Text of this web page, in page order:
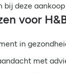
bij deze aankoop
voor
in
met